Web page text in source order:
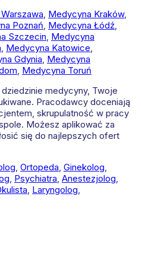
Warszawa Medycyna Kraków,
Poznań Medycyna Łódź
Szczecin Medycyna
Medycyna Katowice
Gdynia Medycyna
Medycyna Toruń
medycyny, Twoje
Pracodawcy doceniają
skrupulatność w pracy
Możesz aplikować za
się do najlepszych ofert
Ortopeda Ginekolog
Psychiatra Anestezjolog
Laryngolog